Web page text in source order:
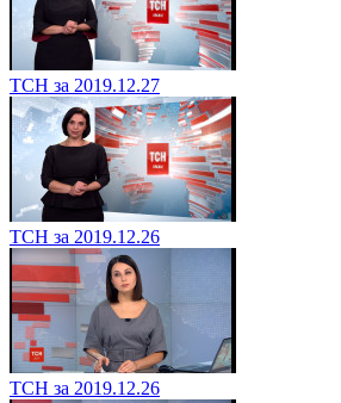
ТСН за 2019.12.27
ТСН за 2019.12.26
ТСН за 2019.12.26